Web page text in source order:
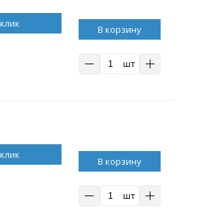
В корзину
шт
В корзину
шт